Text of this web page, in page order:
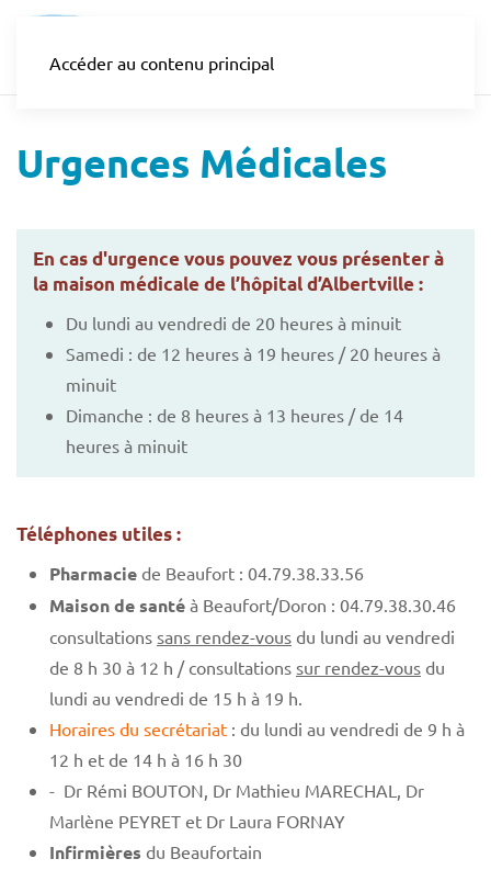
Accéder au contenu principal
Urgences Médicales
En cas d'urgence vous pouvez vous présenter à
la maison médicale de l’hôpital d’Albertville :
Du lundi au vendredi de 20 heures à minuit
Samedi : de 12 heures à 19 heures / 20 heures à
minuit
Dimanche : de 8 heures à 13 heures / de 14
heures à minuit
Téléphones utiles :
Pharmacie de Beaufort : 04.79.38.33.56
Maison de santé à Beaufort/Doron : 04.79.38.30.46
consultations sans rendez-vous du lundi au vendredi
de 8 h 30 à 12 h / consultations sur rendez-vous du
lundi au vendredi de 15 h à 19 h.
Horaires du secrétariat : du lundi au vendredi de 9 h à
12 h et de 14 h à 16 h 30
- Dr Rémi BOUTON, Dr Mathieu MARECHAL, Dr
Marlène PEYRET et Dr Laura FORNAY
Infirmières du Beaufortain